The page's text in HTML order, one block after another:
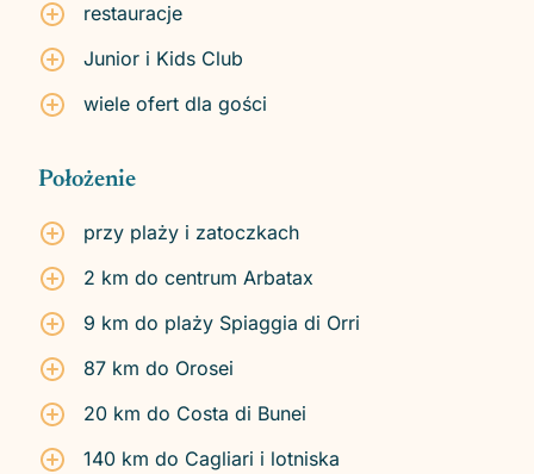
restauracje
Junior i Kids Club
wiele ofert dla gości
Położenie
przy plaży i zatoczkach
2 km do centrum Arbatax
9 km do plaży Spiaggia di Orri
87 km do Orosei
20 km do Costa di Bunei
140 km do Cagliari i lotniska